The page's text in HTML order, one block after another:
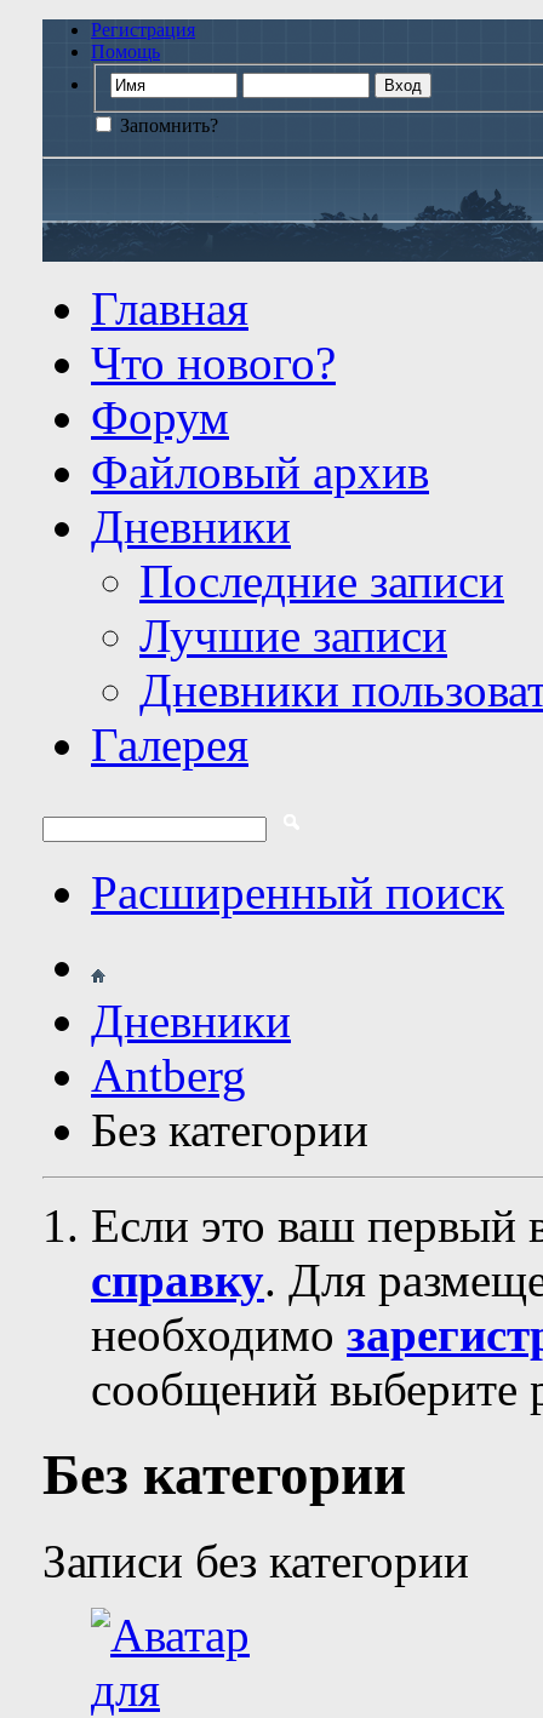
Регистрация
Помощь
Запомнить?
Главная
Что нового?
Форум
Файловый архив
Дневники
Последние записи
Лучшие записи
Дневники
Галерея
Расширенный поиск
Дневники
Antberg
Без категории
Если это ваш первый
справку. Для
необходимо
сообщений выберите
Без категории
Записи без категории